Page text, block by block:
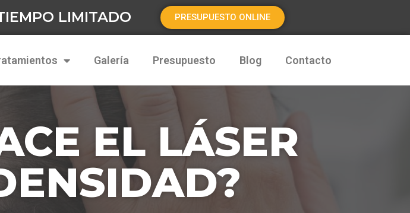
LIMITADO PRESUPUESTO ONLINE
Galería Presupuesto Blog Contacto
EL LÁSER